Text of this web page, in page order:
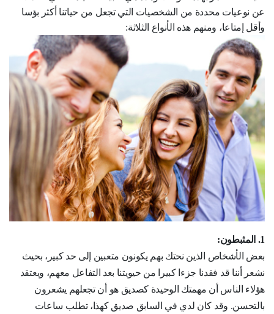
عن نوعيات محددة من الشخصيات التي تجعل من حياتنا أكثر بؤسا
وأقل إمتاعا، ومنهم هذه الأنواع الثلاثة:
1. المثبطون:
بعض الأشخاص الذين نحتك بهم يكونون متعبين إلى حد كبير، بحيث
نشعر أننا قد فقدنا جزءا كبيرا من حيويتنا بعد التفاعل معهم، ويعتقد
هؤلاء الناس أن مهمتك الوحيدة كصديق هو أن تجعلهم يشعرون
بالتحسن. وقد كان لدي في السابق صديق كهذا، تطلب ساعات